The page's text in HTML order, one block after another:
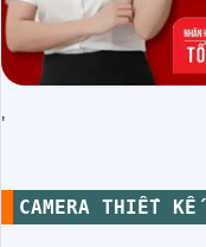
'
CAMERA THIẾT